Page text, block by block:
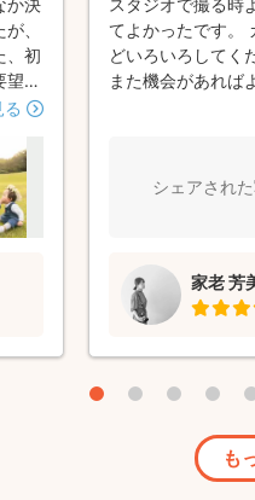
か決
、
、初
望も
まし
も
て
♡ま
スタジオで撮る時
てよかったです。
どいろいろしてく
また機会があれば
シェアされ
家老 芳
も